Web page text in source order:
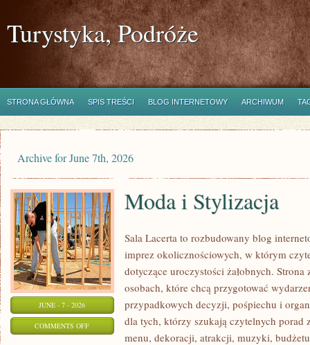
Turystyka, Podróże
STRONA GŁÓWNA SPIS TREŚCI BLOG INTERNETOWY ARCHIWUM
Archive for June 7th, 2026
JUNE - 7 - 2026
COMMENTS OFFON
Moda i Stylizacja
Sala Lacerta to rozbudowany blog
imprez okolicznościowych, w którym
dotyczące uroczystości żałobnych. Strona
osobach, które chcą przygotować
przypadkowych decyzji, pośpiechu i
dla tych, którzy szukają czytelnych porad
menu, dekoracji, atrakcji, muzyki,